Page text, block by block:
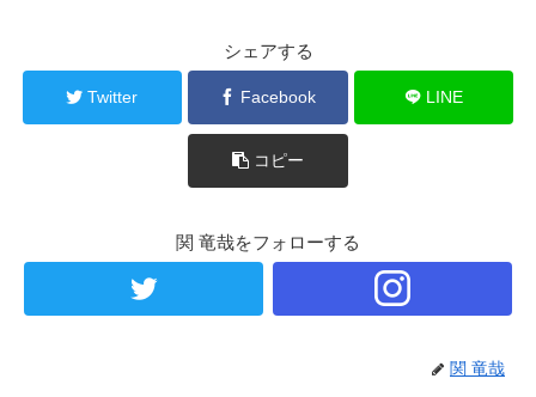
シェアする
Twitter Facebook LINE
コピー
関 竜哉をフォローする
関 竜哉